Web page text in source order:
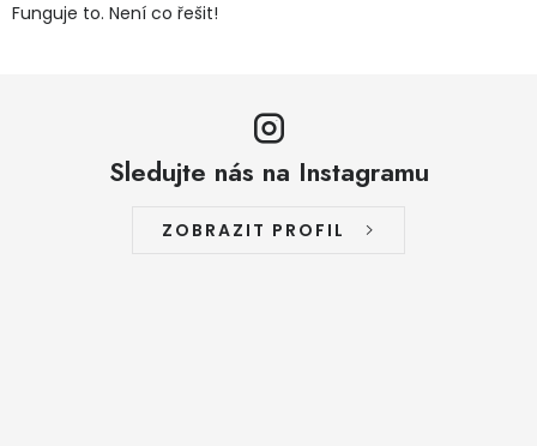
Funguje to. Není co řešit!
Sledujte nás na Instagramu
ZOBRAZIT PROFIL